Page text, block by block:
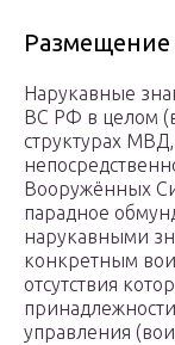
Размещение
Нарукавные
ВС РФ в целом
структурах
Вооружённых
парадное
нарукавными
конкретным
отсутствия
управления